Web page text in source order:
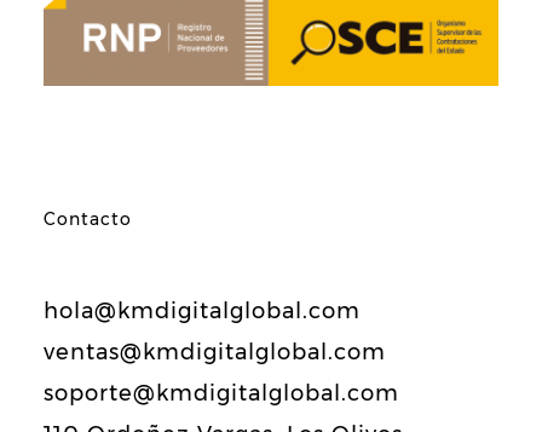
Contacto
hola@kmdigitalglobal.com
ventas@kmdigitalglobal.com
soporte@kmdigitalglobal.com